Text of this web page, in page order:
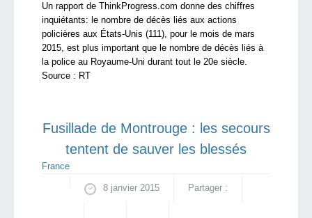
Un rapport de ThinkProgress.com donne des chiffres
inquiétants: le nombre de décès liés aux actions
policières aux États-Unis (111), pour le mois de mars
2015, est plus important que le nombre de décès liés à
la police au Royaume-Uni durant tout le 20e siècle.
Source : RT
Fusillade de Montrouge : les secours
tentent de sauver les blessés
France
8 janvier 2015 Partager :